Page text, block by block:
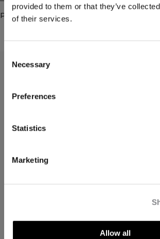
provided to them or that they’ve
of their services.
Selection
Necessary
Preferences
Statistics
Marketing
Allow all
Produits similaires